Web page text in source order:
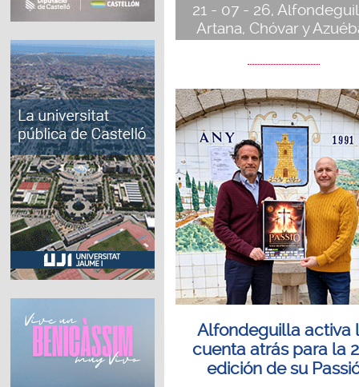
21 - 07 - 26,
Artana, Chóvar y
Alfondeguilla activa
cuenta atrás para la
edición de su